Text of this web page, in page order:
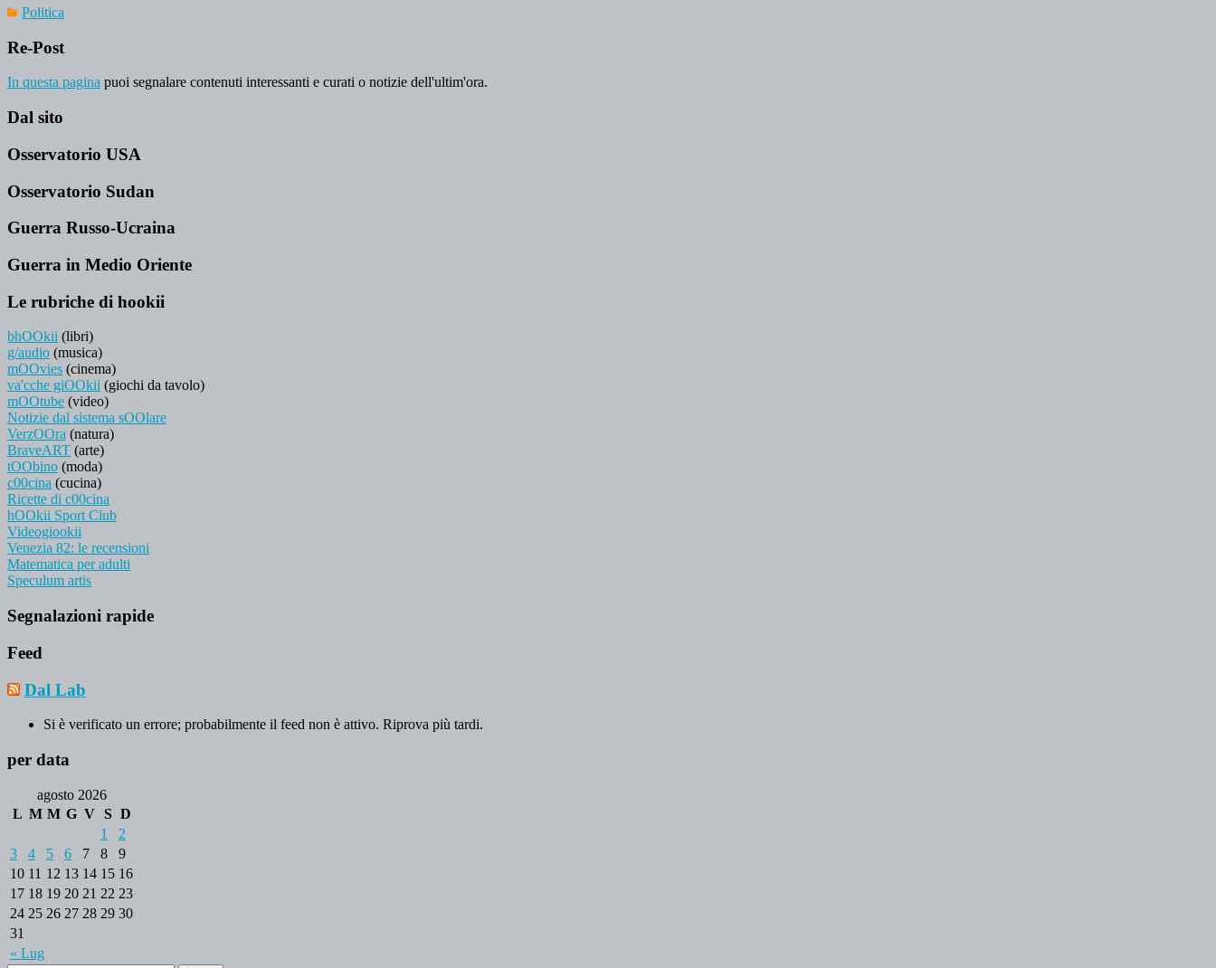
Politica
Re-Post
In questa pagina puoi segnalare contenuti interessanti e curati o notizie dell'ultim'ora.
Dal sito
Osservatorio USA
Osservatorio Sudan
Guerra Russo-Ucraina
Guerra in Medio Oriente
Le rubriche di hookii
bhOOkii (libri)
g/audio (musica)
mOOvies (cinema)
va'cche giOOkii (giochi da tavolo)
mOOtube (video)
Notizie dal sistema sOOlare
VerzOOra (natura)
BraveART (arte)
tOObino (moda)
c00cina (cucina)
Ricette di c00cina
hOOkii Sport Club
Videogiookii
Venezia 82: le recensioni
Matematica per adulti
Speculum artis
Segnalazioni rapide
Feed
Dal Lab
Si è verificato un errore; probabilmente il feed non è attivo. Riprova più tardi.
per data
agosto 2026
L M M G V S D
« Lug
1
2
3
4 5 6 7 8
9
10 11 12 13 14 15 16
17 18 19 20 21 22 23
24 25 26 27 28 29 30
31